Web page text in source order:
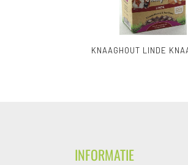
KNAAGHOUT LINDE
INFORMATIE